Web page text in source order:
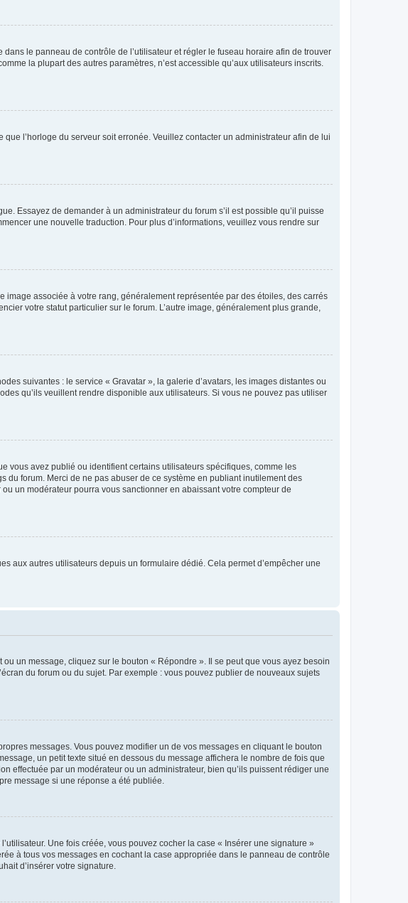
le panneau de contrôle de l’utilisateur et régler le fuseau horaire afin de trouver
la plupart des autres paramètres, n’est accessible qu’aux utilisateurs inscrits.
l’horloge du serveur soit erronée. Veuillez contacter un administrateur afin de lui
Essayez de demander à un administrateur du forum s’il est possible qu’il puisse
une nouvelle traduction. Pour plus d’informations, veuillez vous rendre sur
image associée à votre rang, généralement représentée par des étoiles, des carrés
votre statut particulier sur le forum. L’autre image, généralement plus grande,
suivantes : le service « Gravatar », la galerie d’avatars, les images distantes ou
qu’ils veuillent rendre disponible aux utilisateurs. Si vous ne pouvez pas utiliser
vous avez publié ou identifient certains utilisateurs spécifiques, comme les
du forum. Merci de ne pas abuser de ce système en publiant inutilement des
un modérateur pourra vous sanctionner en abaissant votre compteur de
aux autres utilisateurs depuis un formulaire dédié. Cela permet d’empêcher une
un message, cliquez sur le bouton « Répondre ». Il se peut que vous ayez besoin
du forum ou du sujet. Par exemple : vous pouvez publier de nouveaux sujets
messages. Vous pouvez modifier un de vos messages en cliquant le bouton
un petit texte situé en dessous du message affichera le nombre de fois que
effectuée par un modérateur ou un administrateur, bien qu’ils puissent rédiger une
message si une réponse a été publiée.
Une fois créée, vous pouvez cocher la case « Insérer une signature »
à tous vos messages en cochant la case appropriée dans le panneau de contrôle
d’insérer votre signature.